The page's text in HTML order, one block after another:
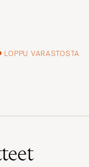
LOPPU VARASTOSTA